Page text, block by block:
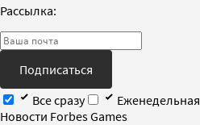
Рассылка:
Подписаться
Все сразу
Еженедельная
Новости Forbes Games